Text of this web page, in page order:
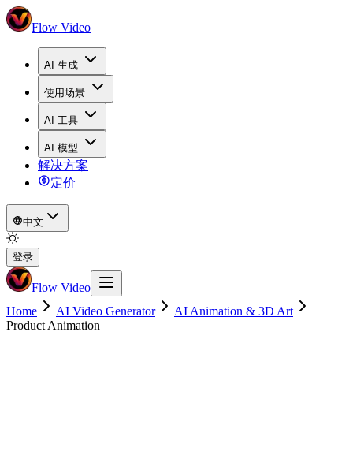
Flow Video
AI 生成
使用场景
AI 工具
AI 模型
解决方案
定价
中文
登录
Flow Video
Home
AI Video Generator
AI Animation & 3D Art
Product Animation